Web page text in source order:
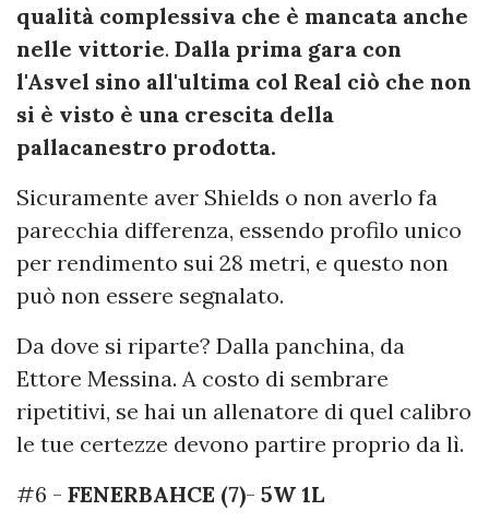
qualità complessiva che è mancata anche
nelle vittorie. Dalla prima gara con
l'Asvel sino all'ultima col Real ciò che non
si è visto è una crescita della
pallacanestro prodotta.
Sicuramente aver Shields o non averlo fa
parecchia differenza, essendo profilo unico
per rendimento sui 28 metri, e questo non
può non essere segnalato.
Da dove si riparte? Dalla panchina, da
Ettore Messina. A costo di sembrare
ripetitivi, se hai un allenatore di quel calibro
le tue certezze devono partire proprio da lì.
#6 - FENERBAHCE (7)- 5W 1L